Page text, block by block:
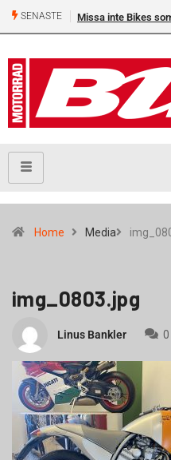
SENASTE Missa inte Bikes
Home Media
img_0803.jpg
Linus Bankler 0